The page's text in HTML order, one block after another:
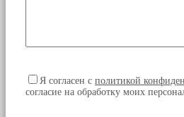
Я согласен с политикой
согласие на обработку моих